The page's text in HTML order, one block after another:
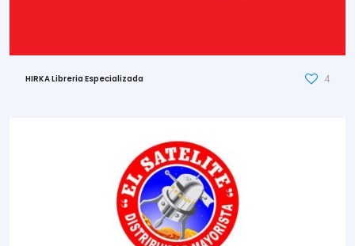
HIRKA Libreria Especializada 4